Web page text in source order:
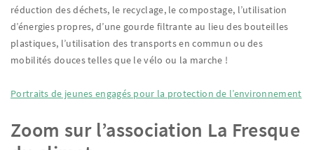
réduction des déchets, le recyclage, le compostage, l’utilisation
d’énergies propres, d’une gourde filtrante au lieu des bouteilles
plastiques, l’utilisation des transports en commun ou des
mobilités douces telles que le vélo ou la marche !
Portraits de jeunes engagés pour la protection de l’environnement
Zoom sur l’association La Fresque